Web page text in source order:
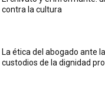
contra la cultura
La ética del abogado ante
custodios de la dignidad